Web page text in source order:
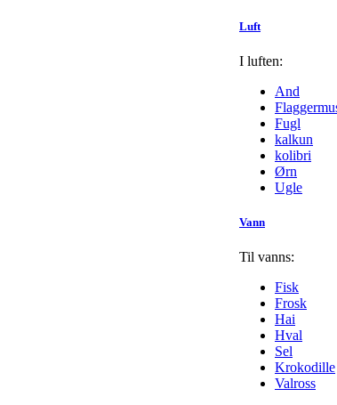
Luft
I luften:
And
Fugl
kalkun
kolibri
Ørn
Ugle
Vann
Til vanns:
Fisk
Frosk
Hai
Hval
Sel
Krokodille
Valross